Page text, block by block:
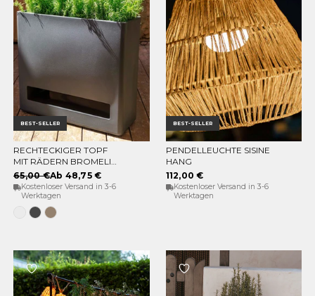
BEST-SELLER
OPTIONEN WÄHLEN
RECHTECKIGER TOPF
MIT RÄDERN BROMELIA
78
65,00 €Ab 48,75 €
Kostenloser Versand in 3-6
Werktagen
WeissAnthrazit
Taupe
BEST-SELLER
IN DEN WARENKORB
PENDELLEUCHTE SISINE
HANG
112,00 €
Kostenloser Versand in 3-6
Werktagen